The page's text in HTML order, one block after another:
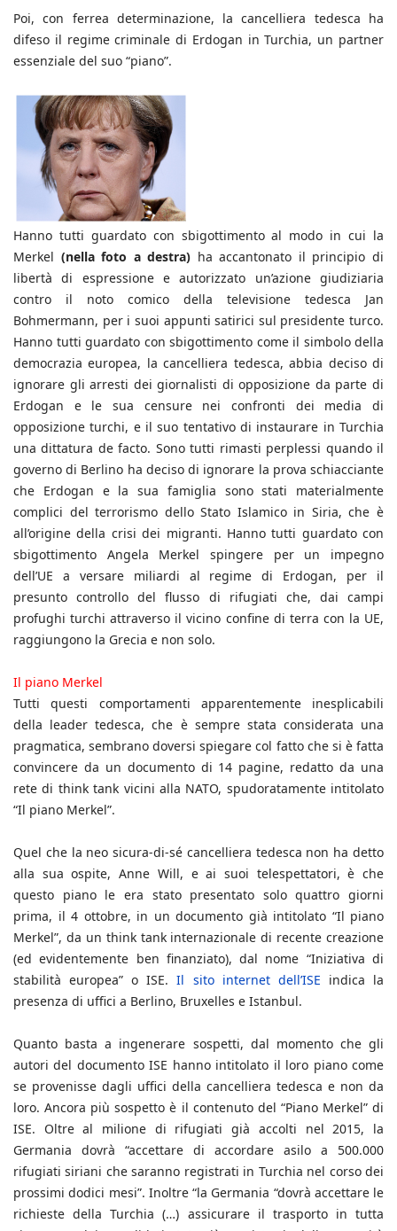
Poi, con ferrea determinazione, la cancelliera tedesca ha
difeso il regime criminale di Erdogan in Turchia, un partner
essenziale del suo “piano”.
Hanno tutti guardato con sbigottimento al modo in cui la
Merkel (nella foto a destra) ha accantonato il principio di
libertà di espressione e autorizzato un’azione giudiziaria
contro il noto comico della televisione tedesca Jan
Bohmermann, per i suoi appunti satirici sul presidente turco.
Hanno tutti guardato con sbigottimento come il simbolo della
democrazia europea, la cancelliera tedesca, abbia deciso di
ignorare gli arresti dei giornalisti di opposizione da parte di
Erdogan e le sua censure nei confronti dei media di
opposizione turchi, e il suo tentativo di instaurare in Turchia
una dittatura de facto. Sono tutti rimasti perplessi quando il
governo di Berlino ha deciso di ignorare la prova schiacciante
che Erdogan e la sua famiglia sono stati materialmente
complici del terrorismo dello Stato Islamico in Siria, che è
all’origine della crisi dei migranti. Hanno tutti guardato con
sbigottimento Angela Merkel spingere per un impegno
dell’UE a versare miliardi al regime di Erdogan, per il
presunto controllo del flusso di rifugiati che, dai campi
profughi turchi attraverso il vicino confine di terra con la UE,
raggiungono la Grecia e non solo.
Il piano Merkel
Tutti questi comportamenti apparentemente inesplicabili
della leader tedesca, che è sempre stata considerata una
pragmatica, sembrano doversi spiegare col fatto che si è fatta
convincere da un documento di 14 pagine, redatto da una
rete di think tank vicini alla NATO, spudoratamente intitolato
“Il piano Merkel”.
Quel che la neo sicura-di-sé cancelliera tedesca non ha detto
alla sua ospite, Anne Will, e ai suoi telespettatori, è che
questo piano le era stato presentato solo quattro giorni
prima, il 4 ottobre, in un documento già intitolato “Il piano
Merkel”, da un think tank internazionale di recente creazione
(ed evidentemente ben finanziato), dal nome “Iniziativa di
stabilità europea” o ISE.Il sito internet dell’ISE indica la
presenza di uffici a Berlino, Bruxelles e Istanbul.
Quanto basta a ingenerare sospetti, dal momento che gli
autori del documento ISE hanno intitolato il loro piano come
se provenisse dagli uffici della cancelliera tedesca e non da
loro. Ancora più sospetto è il contenuto del “Piano Merkel” di
ISE. Oltre al milione di rifugiati già accolti nel 2015, la
Germania dovrà “accettare di accordare asilo a 500.000
rifugiati siriani che saranno registrati in Turchia nel corso dei
prossimi dodici mesi”. Inoltre “la Germania “dovrà accettare le
richieste della Turchia (…) assicurare il trasporto in tutta